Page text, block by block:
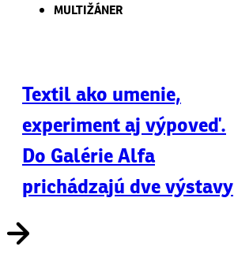
MULTIŽÁNER
Textil ako umenie,
experiment aj výpoveď.
Do Galérie Alfa
prichádzajú dve výstavy